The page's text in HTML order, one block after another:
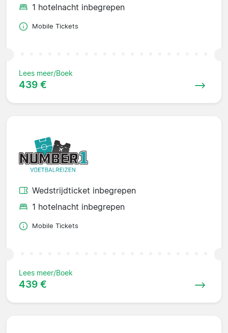
1 hotelnacht inbegrepen
Mobile Tickets
Lees meer/Boek
439 €
Wedstrijdticket inbegrepen
1 hotelnacht inbegrepen
Mobile Tickets
Lees meer/Boek
439 €